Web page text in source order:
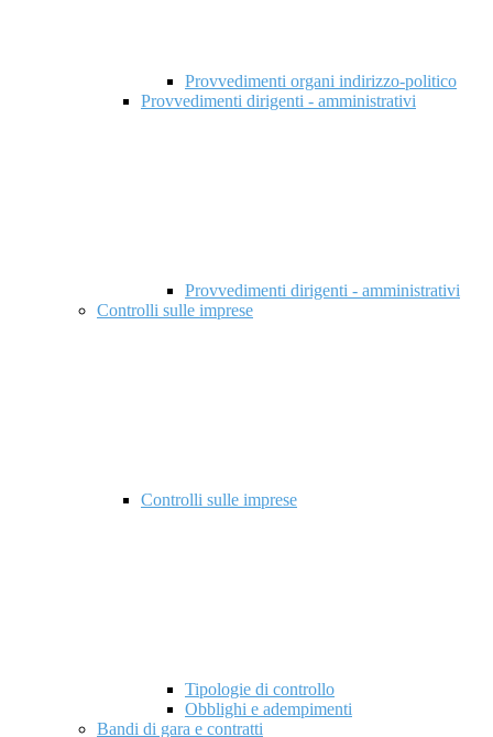
Provvedimenti organi indirizzo-politico
Provvedimenti dirigenti - amministrativi
Provvedimenti dirigenti - amministrativi
Controlli sulle imprese
Controlli sulle imprese
Tipologie di controllo
Obblighi e adempimenti
Bandi di gara e contratti